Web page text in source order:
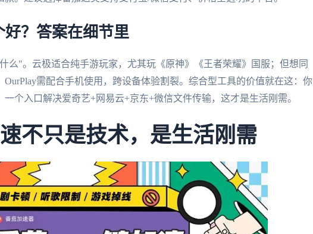
？答案在细节里
么"。云极适合纯手游玩家，尤其玩《原神》《王者荣耀》国服；但想同
需配合手机使用，跨设备体验割裂。综合型工具的价值就在这：你
个入口解决爱奇艺+网易云+京东+微信文件传输，这才是生活刚需。
不只是技术，是生活刚需